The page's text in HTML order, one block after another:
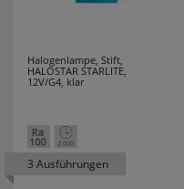
Halogenlampe, Stift,
HALOSTAR STARLITE,
12V/G4, klar
3 Ausführungen